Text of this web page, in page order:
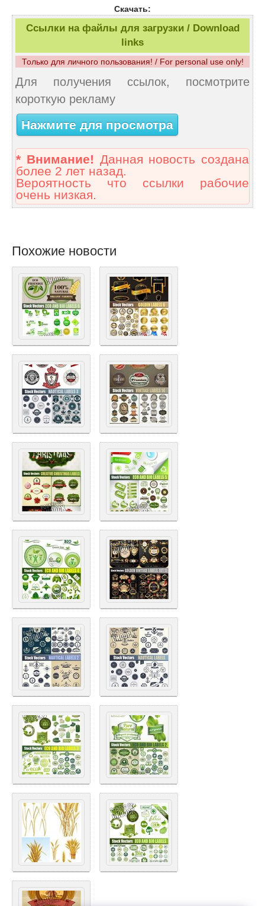
Скачать:
Ссылки на файлы для загрузки / Download
links
Только для личного пользования! / For personal use only!
Для получения ссылок, посмотрите
короткую рекламу
Нажмите для просмотра
* Внимание! Данная новость создана
более 2 лет назад.
Вероятность что ссылки рабочие
очень низкая.
Похожие новости